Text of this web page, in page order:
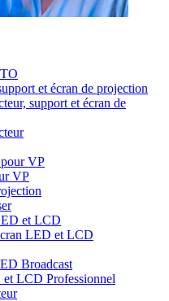
et écran de projection
support et écran de
VP
VP
et LCD
LED et LCD
Broadcast
LCD Professionnel